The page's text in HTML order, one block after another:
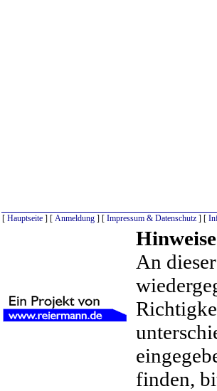
[ Hauptseite ] [ Anmeldung ] [ Impressum & Datenschutz ] [
An
finden,